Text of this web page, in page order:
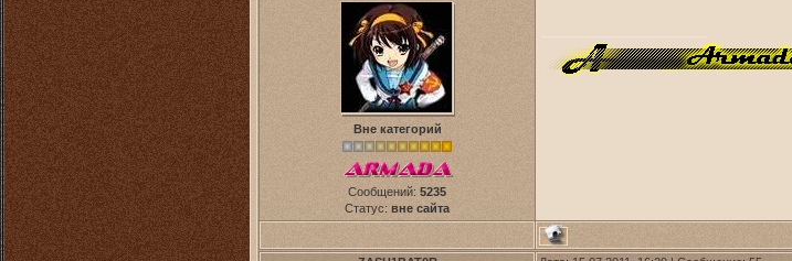
Вне категорий
Сообщений: 5235
Статус: вне сайта